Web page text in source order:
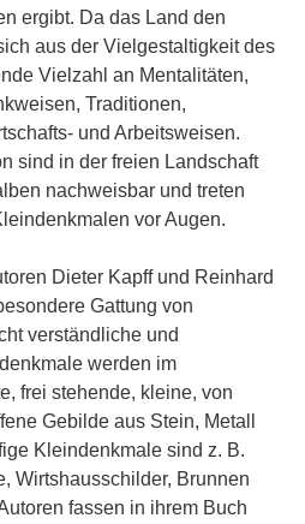
ergibt. Da das Land den
aus der Vielgestaltigkeit des
Vielzahl an Mentalitäten,
Traditionen,
und Arbeitsweisen.
sind in der freien Landschaft
nachweisbar und treten
vor Augen.
Dieter Kapff und Reinhard
Gattung von
verständliche und
werden im
frei stehende, kleine, von
Gebilde aus Stein, Metall
Kleindenkmale sind z. B.
Wirtshausschilder, Brunnen
fassen in ihrem Buch